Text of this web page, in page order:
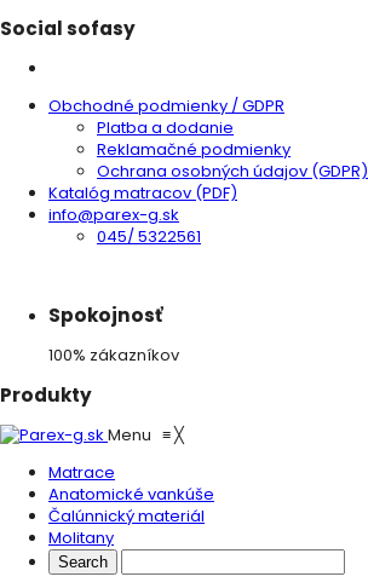
Social sofasy
Obchodné podmienky / GDPR
Platba a dodanie
Reklamačné podmienky
Ochrana osobných údajov (GDPR)
Katalóg matracov (PDF)
info@parex-g.sk
045/ 5322561
Spokojnosť
100% zákazníkov
Produkty
Menu ≡╳
Matrace
Anatomické vankúše
Čalúnnický materiál
Molitany